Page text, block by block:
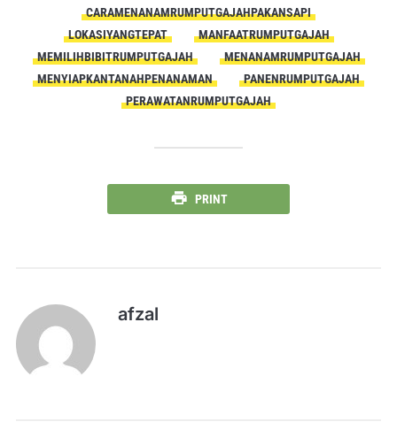
CARAMENANAMRUMPUTGAJAHPAKANSAPI
LOKASIYANGTEPAT
MANFAATRUMPUTGAJAH
MEMILIHBIBITRUMPUTGAJAH
MENANAMRUMPUTGAJAH
MENYIAPKANTANAHPENANAMAN
PANENRUMPUTGAJAH
PERAWATANRUMPUTGAJAH
PRINT
afzal